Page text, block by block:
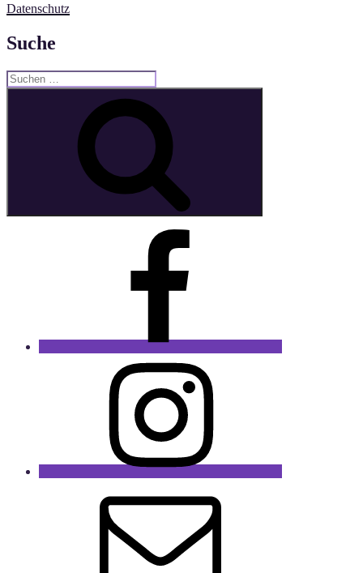
Datenschutz
Suche
Suche
nach: